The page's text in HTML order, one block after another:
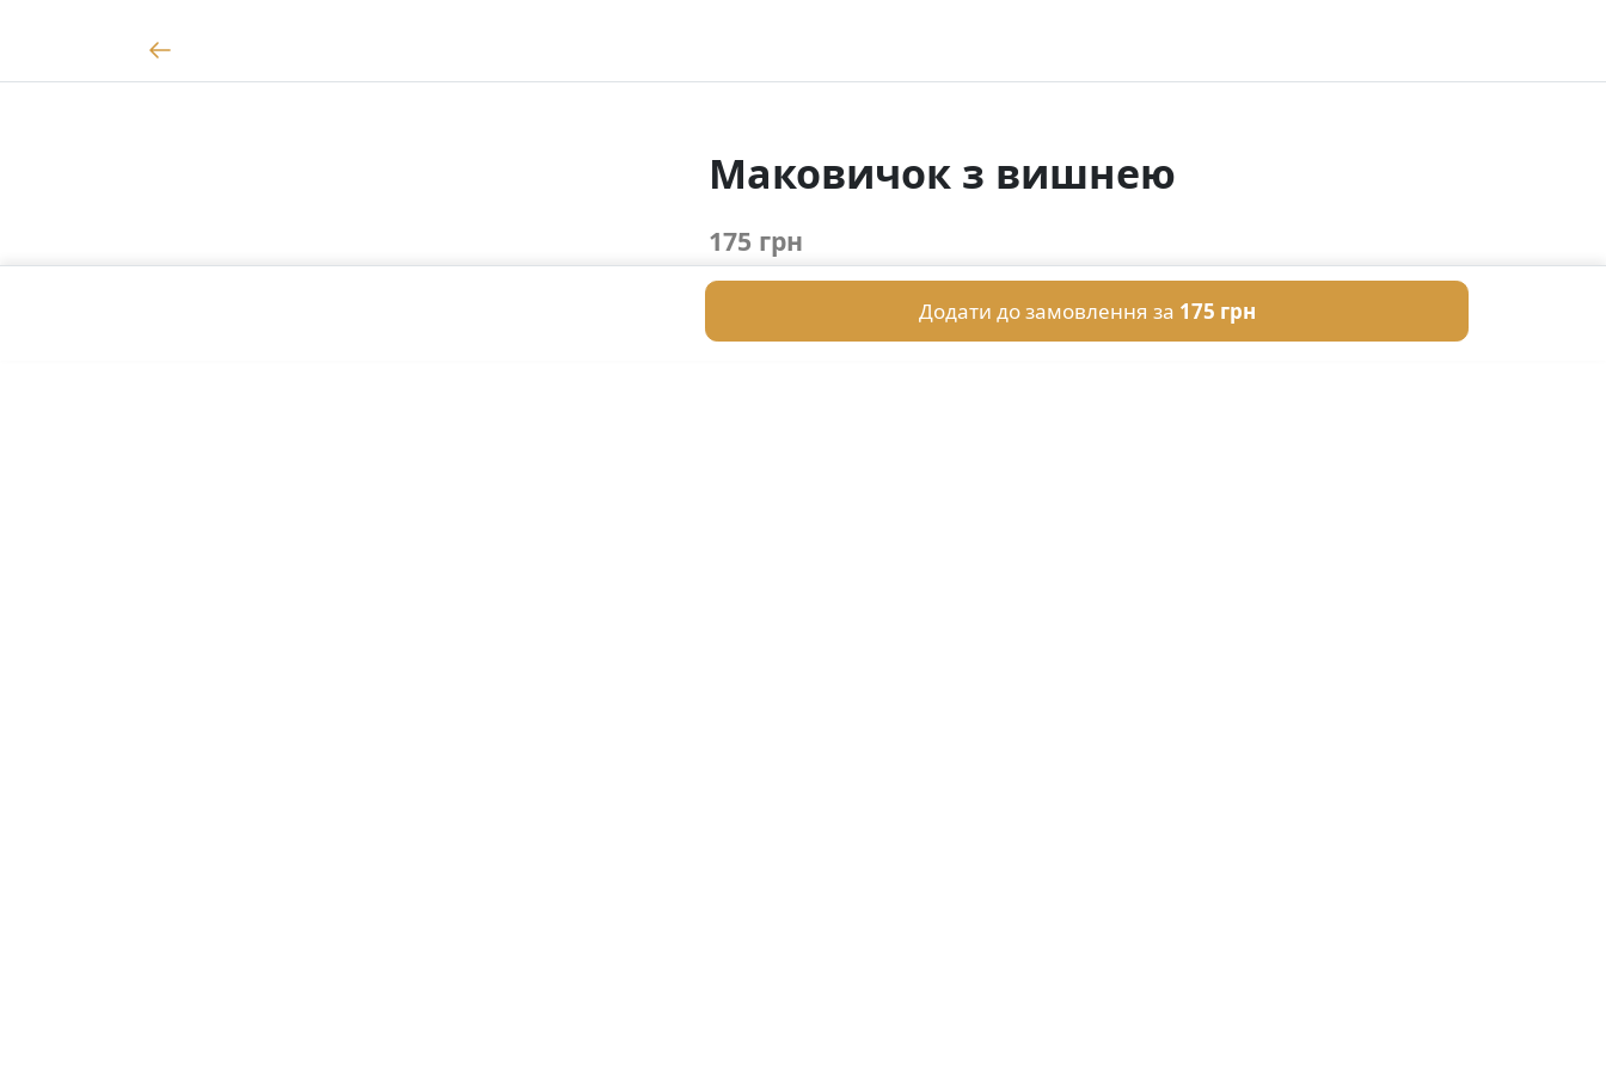
Маковичок з вишнею
175 грн
Додати до замовлення за 175 грн